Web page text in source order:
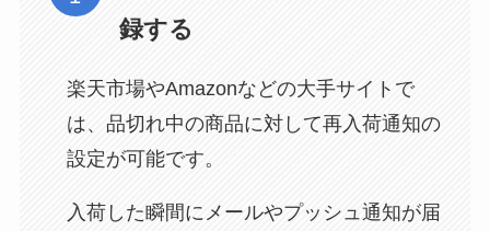
録する
楽天市場やAmazonなどの大手サイトで
は、品切れ中の商品に対して再入荷通知の
設定が可能です。
入荷した瞬間にメールやプッシュ通知が届